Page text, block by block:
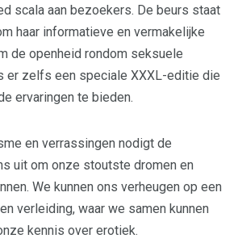
scala aan bezoekers. De beurs staat
haar informatieve en vermakelijke
de openheid rondom seksuele
er zelfs een speciale XXXL-editie die
ervaringen te bieden.
en verrassingen nodigt de
uit om onze stoutste dromen en
We kunnen ons verheugen op een
verleiding, waar we samen kunnen
kennis over erotiek.